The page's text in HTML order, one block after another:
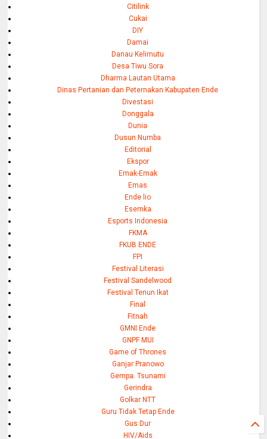
Citilink
Cukai
DIY
Damai
Danau Kelimutu
Desa Tiwu Sora
Dharma Lautan Utama
Dinas Pertanian dan Peternakan Kabupaten Ende
Divestasi
Donggala
Dunia
Dusun Numba
Editorial
Ekspor
Emak-Emak
Emas
Ende lio
Esemka
Esports Indonesia
FKMA
FKUB ENDE
FPI
Festival Literasi
Festival Sandelwood
Festival Tenun Ikat
Final
Fitnah
GMNI Ende
GNPF MUI
Game of Thrones
Ganjar Pranowo
Gempa. Tsunami
Gerindra
Golkar NTT
Guru Tidak Tetap Ende
Gus Dur
HIV/Aids